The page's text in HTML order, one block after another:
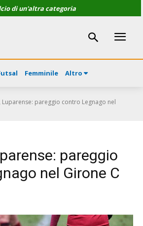
di un'altra categoria
Femminile Altro
Luparense: pareggio contro Legnago nel
pareggio
nel Girone C